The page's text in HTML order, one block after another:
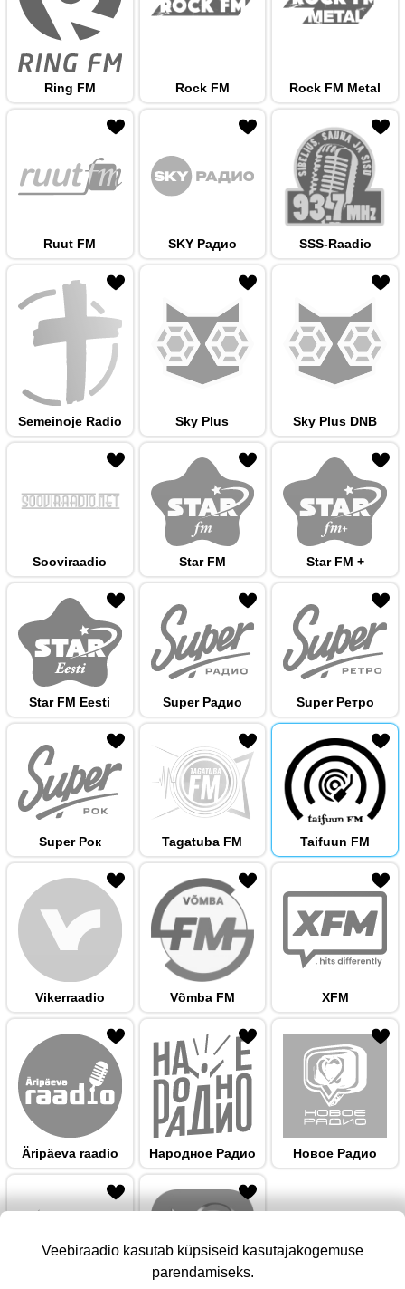
Ring FM Rock FM Rock FM Metal
Ruut FM SKY Радио SSS-Raadio
Semeinoje Radio Sky Plus Sky Plus DNB
Sooviraadio Star FM Star FM +
Star FM Eesti Super Радио Super Ретро
Super Рок Tagatuba FM Taifuun FM
Vikerraadio Võmba FM XFM
Äripäeva raadio Народноe Радио Новое Радио
Veebiraadio kasutab küpsiseid kasutajakogemuse
parendamiseks.